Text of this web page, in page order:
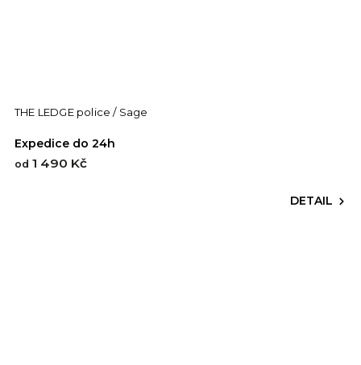
THE LEDGE police / Sage
Expedice do 24h
od 1 490 Kč
DETAIL